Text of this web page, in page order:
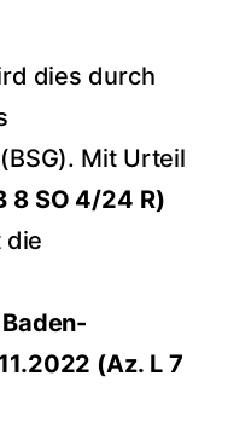
dies durch
Mit Urteil
8 SO 4/24 R)
die
(Az. L 7